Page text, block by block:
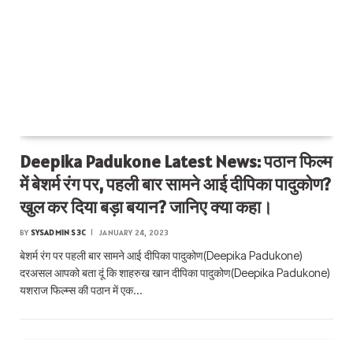
Deepika Padukone Latest News: पठान फिल्म
में बेशर्म रंग पर, पहली बार सामने आई दीपिका पादुकोण?
खुल कर दिया बड़ा बयान? जानिए क्या कहा।
BY SYSADMIN S3C JANUARY 24, 2023
बेशर्म रंग पर पहली बार सामने आई दीपिका पादुकोण(Deepika Padukone)
दरअसल आपको बता दूं कि शाहरुख खान दीपिका पादुकोण(Deepika Padukone)
यशराज फिल्म्स की पठान में एक…